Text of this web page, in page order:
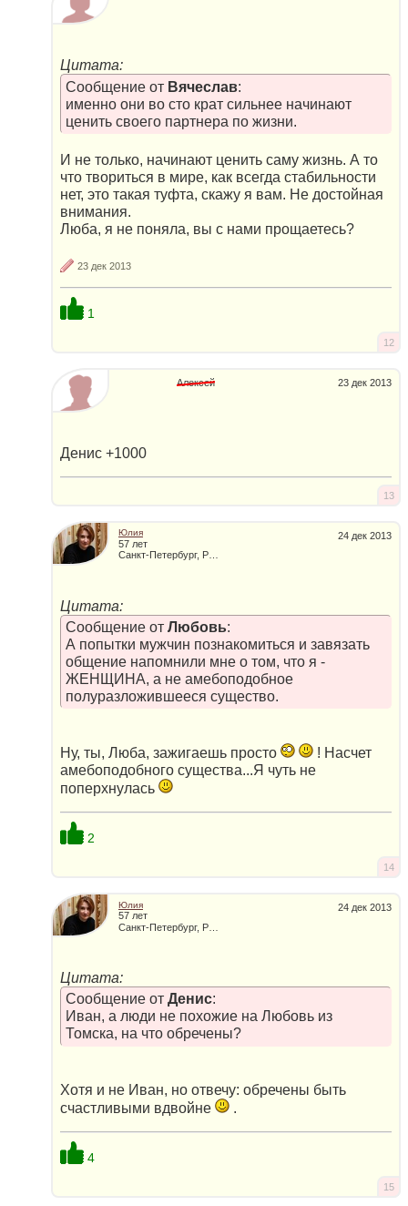
Цитата:
Сообщение от Вячеслав:
именно они во сто крат сильнее начинают
ценить своего партнера по жизни.
И не только, начинают ценить саму жизнь. А то
что твориться в мире, как всегда стабильности
нет, это такая туфта, скажу я вам. Не достойная
внимания.
Люба, я не поняла, вы с нами прощаетесь?
23 дек 2013
1
12
23 дек 2013
Алексей
Денис +1000
13
24 дек 2013
Юлия
57 лет
Цитата:
Сообщение от Любовь:
А попытки мужчин познакомиться и завязать
общение напомнили мне о том, что я -
ЖЕНЩИНА, а не амебоподобное
полуразложившееся существо.
Ну, ты, Люба, зажигаешь просто
! Насчет
амебоподобного существа...Я чуть не
поперхнулась
2
14
24 дек 2013
Юлия
57 лет
Цитата:
Сообщение от Денис:
Иван, а люди не похожие на Любовь из
Томска, на что обречены?
Хотя и не Иван, но отвечу: обречены быть
счастливыми вдвойне
.
4
15